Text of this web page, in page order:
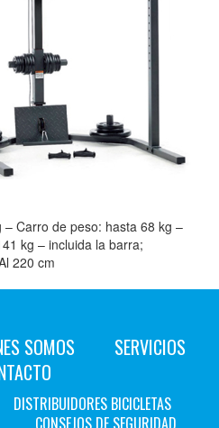
Carro de peso: hasta 68 kg –
kg – incluida la barra;
220 cm
SOMOS
SERVICIOS
DISTRIBUIDORES BICICLETAS
CONSEJOS DE SEGURIDAD